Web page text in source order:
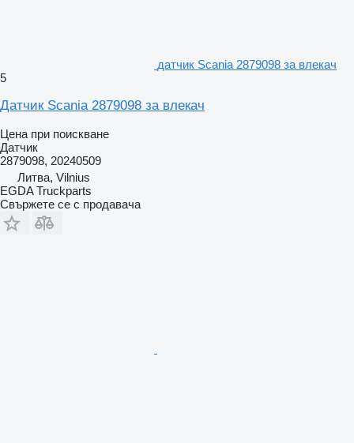
датчик Scania 2879098 за влекач
5
Датчик Scania 2879098 за влекач
Цена при поискване
Датчик
2879098, 20240509
Литва, Vilnius
EGDA Truckparts
Свържете се с продавача